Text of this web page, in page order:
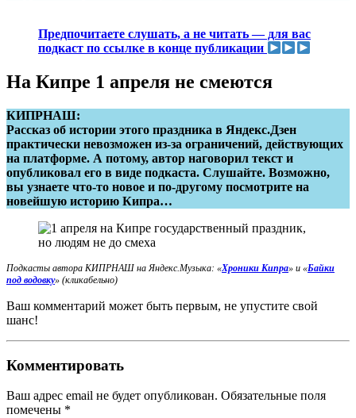
Предпочитаете слушать, а не читать — для вас
подкаст по ссылке в конце публикации
На Кипре 1 апреля не смеются
КИПРНАШ:
Рассказ об истории этого праздника в Яндекс.Дзен
практически невозможен из-за ограничений, действующих
на платформе. А потому, автор наговорил текст и
опубликовал его в виде подкаста. Слушайте. Возможно,
вы узнаете что-то новое и по-другому посмотрите на
новейшую историю Кипра…
Подкасты автора КИПРНАШ на Яндекс.Музыка: «Хроники Кипра» и «Байки
под водовку» (кликабельно)
Ваш комментарий может быть первым, не упустите свой
шанс!
Комментировать
Ваш адрес email не будет опубликован. Обязательные поля
помечены *